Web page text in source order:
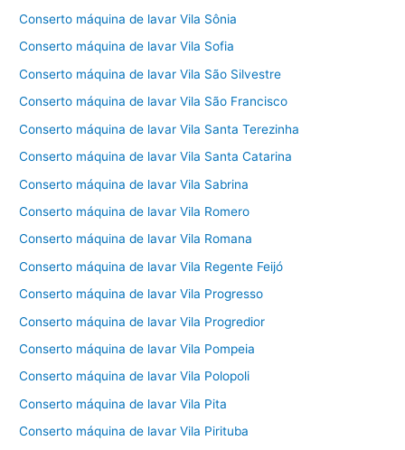
Conserto máquina de lavar Vila Sônia
Conserto máquina de lavar Vila Sofia
Conserto máquina de lavar Vila São Silvestre
Conserto máquina de lavar Vila São Francisco
Conserto máquina de lavar Vila Santa Terezinha
Conserto máquina de lavar Vila Santa Catarina
Conserto máquina de lavar Vila Sabrina
Conserto máquina de lavar Vila Romero
Conserto máquina de lavar Vila Romana
Conserto máquina de lavar Vila Regente Feijó
Conserto máquina de lavar Vila Progresso
Conserto máquina de lavar Vila Progredior
Conserto máquina de lavar Vila Pompeia
Conserto máquina de lavar Vila Polopoli
Conserto máquina de lavar Vila Pita
Conserto máquina de lavar Vila Pirituba